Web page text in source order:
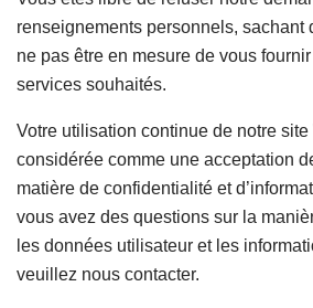
renseignements personnels, sachant
ne pas être en mesure de vous
services souhaités.
Votre utilisation continue de notre site
considérée comme une acceptation
matière de confidentialité et
vous avez des questions sur la
les données utilisateur et les
veuillez nous contacter.